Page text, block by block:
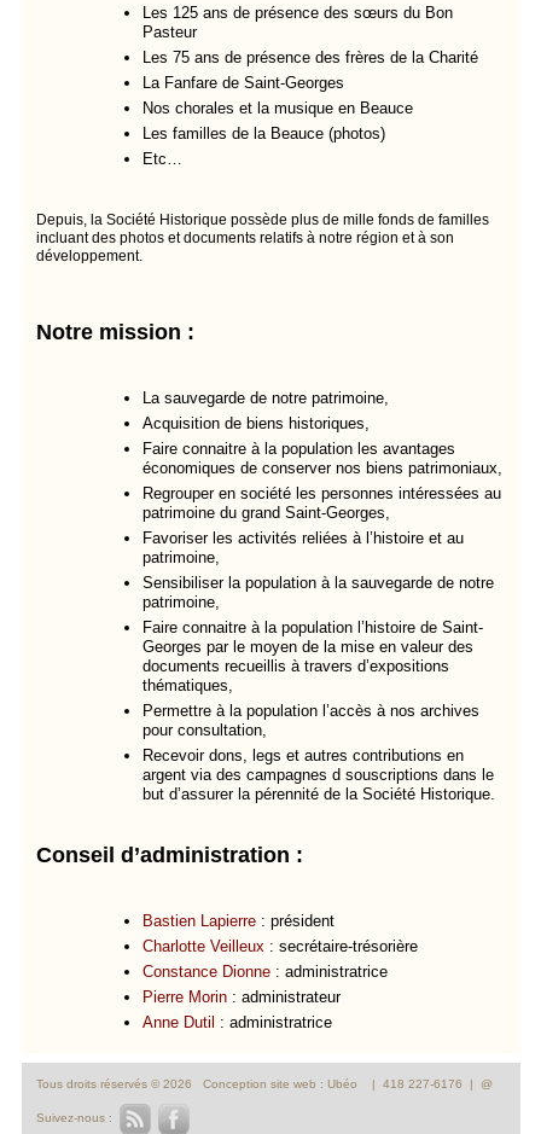
Les 125 ans de présence des sœurs du Bon
Pasteur
Les 75 ans de présence des frères de la Charité
La Fanfare de Saint-Georges
Nos chorales et la musique en Beauce
Les familles de la Beauce (photos)
Etc…
Depuis, la Société Historique possède plus de mille fonds de familles
incluant des photos et documents relatifs à notre région et à son
développement.
Notre mission :
La sauvegarde de notre patrimoine,
Acquisition de biens historiques,
Faire connaitre à la population les avantages
économiques de conserver nos biens patrimoniaux,
Regrouper en société les personnes intéressées au
patrimoine du grand Saint-Georges,
Favoriser les activités reliées à l’histoire et au
patrimoine,
Sensibiliser la population à la sauvegarde de notre
patrimoine,
Faire connaitre à la population l’histoire de Saint-
Georges par le moyen de la mise en valeur des
documents recueillis à travers d’expositions
thématiques,
Permettre à la population l’accès à nos archives
pour consultation,
Recevoir dons, legs et autres contributions en
argent via des campagnes d souscriptions dans le
but d’assurer la pérennité de la Société Historique.
Conseil d’administration :
Bastien Lapierre : président
Charlotte Veilleux : secrétaire-trésorière
Constance Dionne : administratrice
Pierre Morin : administrateur
Anne Dutil : administratrice
Tous droits réservés © 2026Conception site web : Ubéo | 418 227-6176 |@
Suivez-nous :